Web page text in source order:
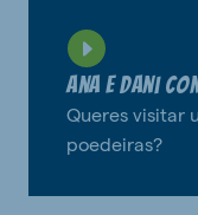
Ana e Dani
Queres visitar
poedeiras?